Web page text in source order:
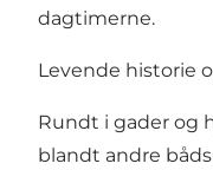
dagtimerne.
Levende historie
Rundt i gader og
blandt andre